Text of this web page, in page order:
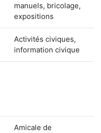
manuels, bricolage,
expositions
Activités civiques,
information civique
Amicale de